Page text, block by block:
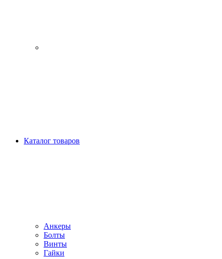
Каталог товаров
Анкеры
Болты
Винты
Гайки